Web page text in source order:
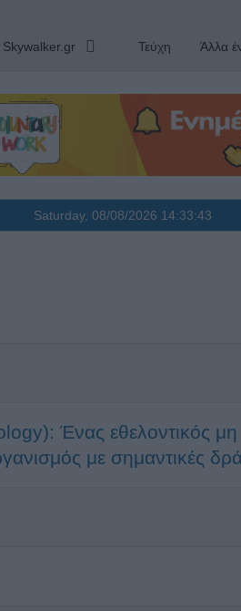
Skywalker.gr Τεύχη Άλλα
Saturday, 08/08/2026 14:33:44
Ένας εθελοντικός μη
με σημαντικές